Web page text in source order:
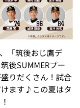
「筑後おじ鷹デ
後SUMMERプー
りだくさん！試合
ます♪この夏はタ